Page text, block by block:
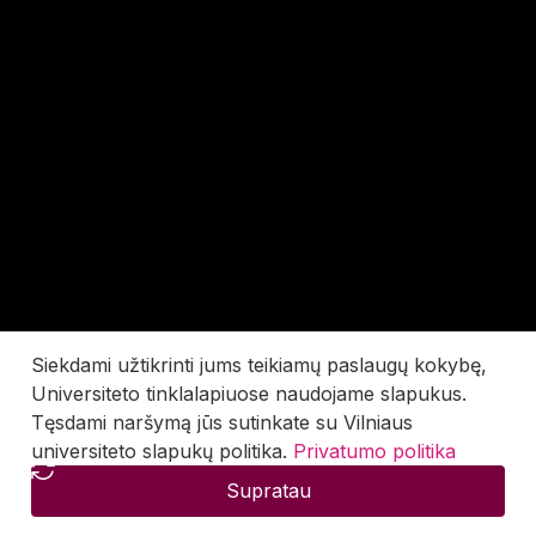
Siekdami užtikrinti jums teikiamų paslaugų kokybę,
Universiteto tinklalapiuose naudojame slapukus.
Tęsdami naršymą jūs sutinkate su Vilniaus
universiteto slapukų politika. Privatumo politika
Supratau